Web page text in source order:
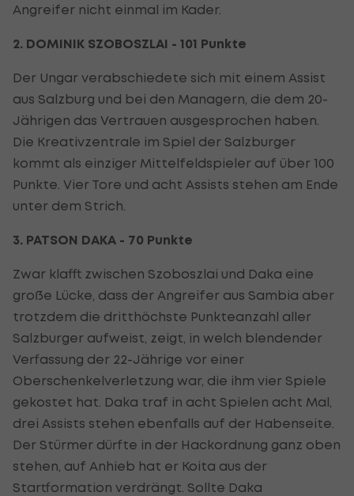
Angreifer nicht einmal im Kader.
2. DOMINIK SZOBOSZLAI - 101 Punkte
Der Ungar verabschiedete sich mit einem Assist
aus Salzburg und bei den Managern, die dem 20-
Jährigen das Vertrauen ausgesprochen haben.
Die Kreativzentrale im Spiel der Salzburger
kommt als einziger Mittelfeldspieler auf über 100
Punkte. Vier Tore und acht Assists stehen am Ende
unter dem Strich.
3. PATSON DAKA - 70 Punkte
Zwar klafft zwischen Szoboszlai und Daka eine
große Lücke, dass der Angreifer aus Sambia aber
trotzdem die dritthöchste Punkteanzahl aller
Salzburger aufweist, zeigt, in welch blendender
Verfassung der 22-Jährige vor einer
Oberschenkelverletzung war, die ihm vier Spiele
gekostet hat. Daka traf in acht Spielen acht Mal,
drei Assists stehen ebenfalls auf der Habenseite.
Der Stürmer dürfte in der Hackordnung ganz oben
stehen, auf Anhieb hat er Koita aus der
Startformation verdrängt. Sollte Daka